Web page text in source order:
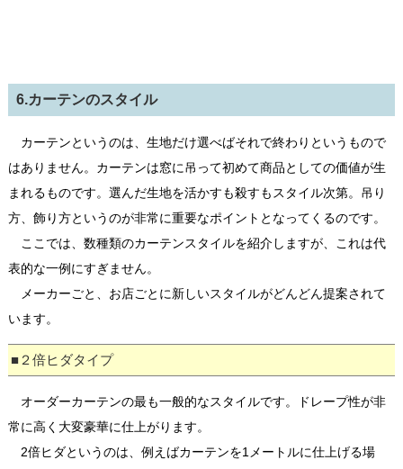
6.カーテンのスタイル
カーテンというのは、生地だけ選べばそれで終わりというもので
はありません。カーテンは窓に吊って初めて商品としての価値が生
まれるものです。選んだ生地を活かすも殺すもスタイル次第。吊り
方、飾り方というのが非常に重要なポイントとなってくるのです。
ここでは、数種類のカーテンスタイルを紹介しますが、これは代
表的な一例にすぎません。
メーカーごと、お店ごとに新しいスタイルがどんどん提案されて
います。
■２倍ヒダタイプ
オーダーカーテンの最も一般的なスタイルです。ドレープ性が非
常に高く大変豪華に仕上がります。
2倍ヒダというのは、例えばカーテンを1メートルに仕上げる場